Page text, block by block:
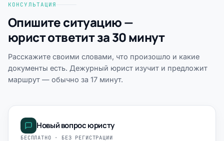
КОНСУЛЬТАЦИЯ
Опишите ситуацию —
юрист ответит за 30 минут
Расскажите своими словами, что произошло и какие
документы есть. Дежурный юрист изучит и предложит
маршрут — обычно за 17 минут.
Новый вопрос юристу
БЕСПЛАТНО · БЕЗ РЕГИСТРАЦИИ